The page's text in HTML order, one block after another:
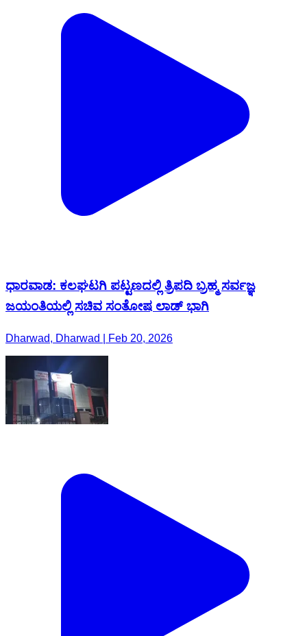
ಧಾರವಾಡ: ಕಲಘಟಗಿ ಪಟ್ಟಣದಲ್ಲಿ ತ್ರಿಪದಿ ಬ್ರಹ್ಮ ಸರ್ವಜ್ಞ
ಜಯಂತಿಯಲ್ಲಿ ಸಚಿವ ಸಂತೋಷ ಲಾಡ್ ಭಾಗಿ
Dharwad, Dharwad | Feb 20, 2026